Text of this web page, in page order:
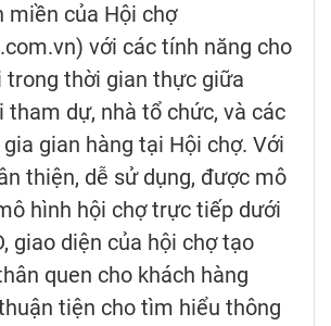
miền của Hội chợ
với các tính năng cho
trong thời gian thực giữa
tham dự, nhà tổ chức, và các
gian hàng tại Hội chợ. Với
thiện, dễ sử dụng, được mô
hình hội chợ trực tiếp dưới
giao diện của hội chợ tạo
quen cho khách hàng
tiện cho tìm hiểu thông